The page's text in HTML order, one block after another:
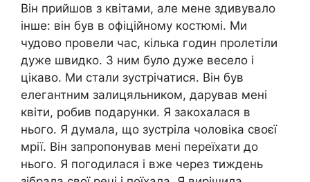
Він прийшов з квітами, але мене здивувало
інше: він був в офіційному костюмі. Ми
чудово провели час, кілька годин пролетіли
дуже швидко. З ним було дуже весело і
цікаво. Ми стали зустрічатися. Він був
елегантним залицяльником, дарував мені
квіти, робив подарунки. Я закохалася в
нього. Я думала, що зустріла чоловіка своєї
мрії. Він запропонував мені переїхати до
нього. Я погодилася і вже через тиждень